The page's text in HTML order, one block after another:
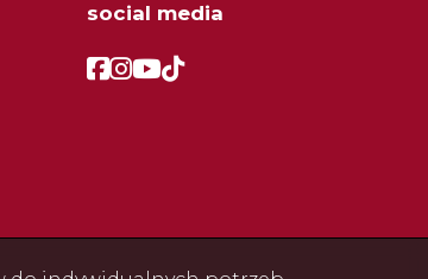
social media
Facebook
Facebook
Facebook
Facebook